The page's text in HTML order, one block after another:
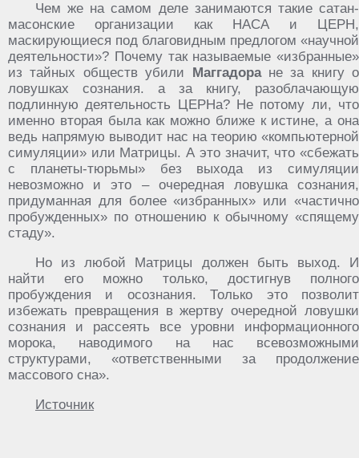
Чем же на самом деле занимаются такие сатан-
масонские организации как НАСА и ЦЕРН,
маскирующиеся под благовидным предлогом «научной
деятельности»? Почему так называемые «избранные»
из тайных обществ убили Маггадора не за книгу о
ловушках сознания. а за книгу, разоблачающую
подлинную деятельность ЦЕРНа? Не потому ли, что
именно вторая была как можно ближе к истине, а она
ведь напрямую выводит нас на теорию «компьютерной
симуляции» или Матрицы. А это значит, что «сбежать
с планеты-тюрьмы» без выхода из симуляции
невозможно и это – очередная ловушка сознания,
придуманная для более «избранных» или «частично
пробужденных» по отношению к обычному «спящему
стаду».
Но из любой Матрицы должен быть выход. И
найти его можно только, достигнув полного
пробуждения и осознания. Только это позволит
избежать превращения в жертву очередной ловушки
сознания и рассеять все уровни информационного
морока, наводимого на нас всевозможными
структурами, «ответственными за продолжение
массового сна».
Источник